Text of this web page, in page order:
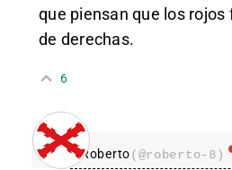
que piensan que los rojos
de derechas.
6
Roberto(@roberto-8)